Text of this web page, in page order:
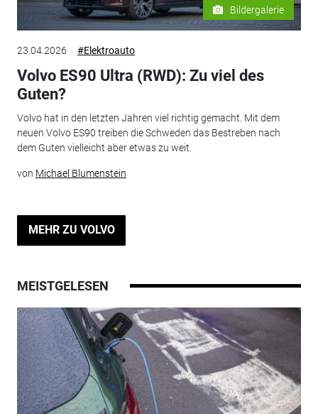
Bildergalerie
23.04.2026 #Elektroauto
Volvo ES90 Ultra (RWD): Zu viel des
Guten?
Volvo hat in den letzten Jahren viel richtig gemacht. Mit dem
neuen Volvo ES90 treiben die Schweden das Bestreben nach
dem Guten vielleicht aber etwas zu weit.
von Michael Blumenstein
MEHR ZU VOLVO
MEISTGELESEN